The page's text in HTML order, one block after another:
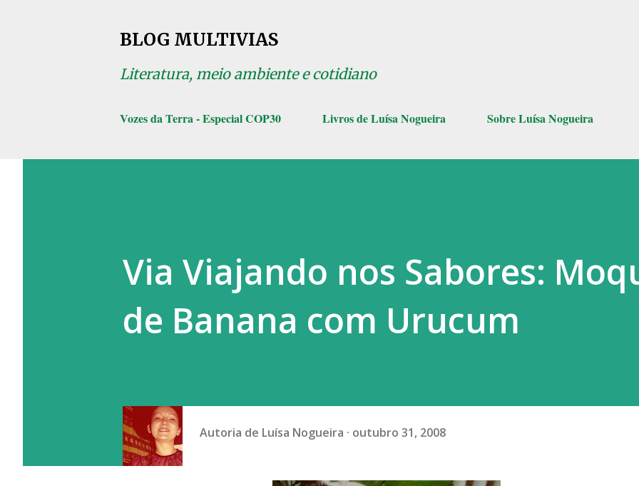
BLOG MULTIVIAS
Literatura, meio ambiente e cotidiano
Vozes da Terra - Especial COP30 Livros de Luísa Nogueira Sobre Luísa Nogueira
Via Viajando nos Sabores:
de Banana com Urucum
Autoria de Luísa Nogueira outubro 31, 2008